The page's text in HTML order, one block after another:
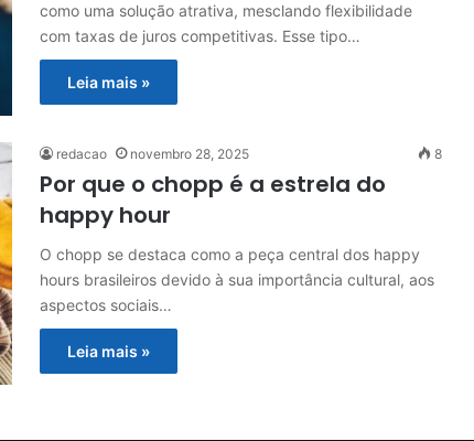
como uma solução atrativa, mesclando flexibilidade
com taxas de juros competitivas. Esse tipo…
Leia mais »
redacao novembro 28, 2025 8
Por que o chopp é a estrela do
happy hour
O chopp se destaca como a peça central dos happy
hours brasileiros devido à sua importância cultural, aos
aspectos sociais…
Leia mais »